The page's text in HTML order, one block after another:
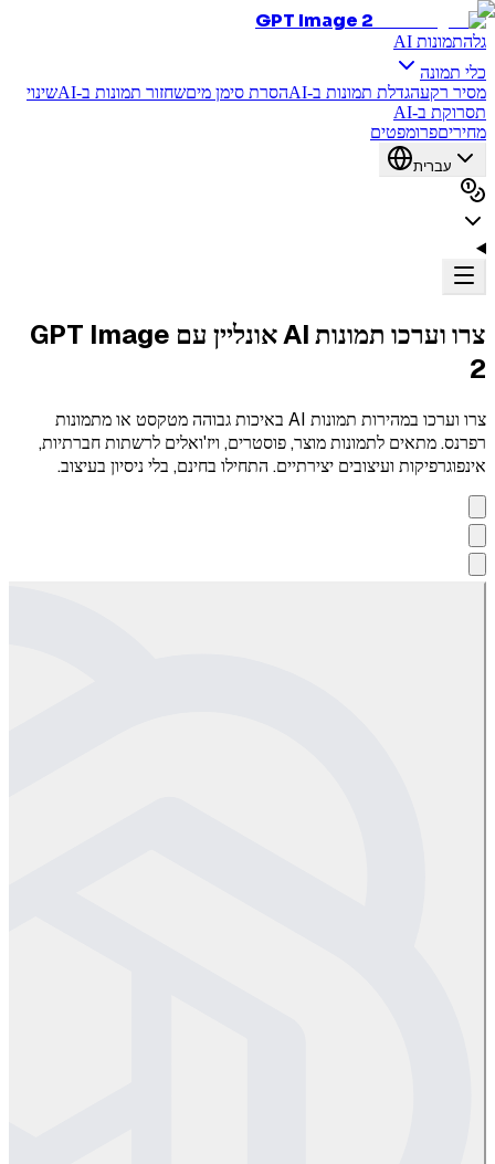
GPT Image 2
גלהתמונות AI
כלי תמונה
מסיר רקעהגדלת תמונות ב-AI הסרת סימן מיםשחזור תמונות ב-AI
שינוי
תסרוקת ב-AI
מחיריםפרומפטים
עברית
צרו וערכו תמונות AI אונליין עם
GPT Image
2
צרו וערכו במהירות תמונות AI באיכות גבוהה מטקסט או מתמונות
רפרנס. מתאים לתמונות מוצר, פוסטרים, ויז'ואלים לרשתות חברתיות,
אינפוגרפיקות ועיצובים יצירתיים. התחילו בחינם, בלי ניסיון בעיצוב.